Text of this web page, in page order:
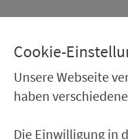
Cookie-
Unsere Webseite
haben
Die Einwilligung in